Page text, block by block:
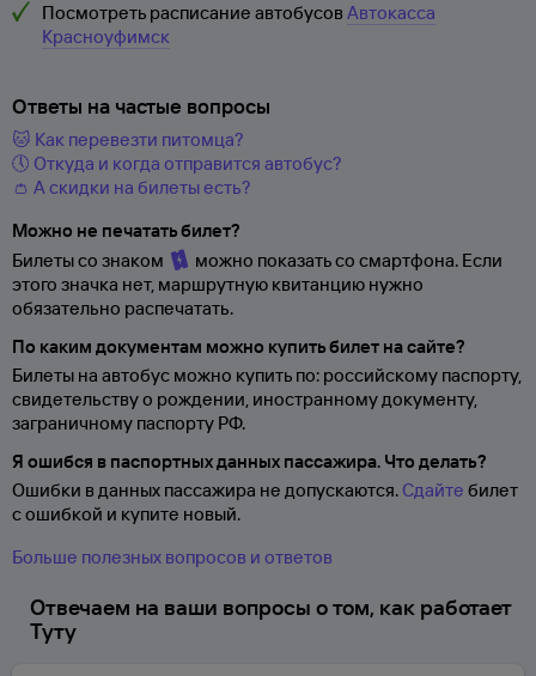
Посмотреть расписание автобусовАвтокасса
Красноуфимск
Ответы на частые вопросы
🐱 Как перевезти питомца?
🕔 Откуда и когда отправится автобус?
👛 А скидки на билеты есть?
Можно не печатать билет?
Билеты со знаком
можно показать со смартфона. Если
этого значка нет, маршрутную квитанцию нужно
обязательно распечатать.
По каким документам можно купить билет на сайте?
Билеты на автобус можно купить по: российскому паспорту,
свидетельству о рождении, иностранному документу,
заграничному паспорту РФ.
Я ошибся в паспортных данных пассажира. Что делать?
Ошибки в данных пассажира не допускаются. Сдайте билет
с ошибкой и купите новый.
Больше полезных вопросов и ответов
Отвечаем на ваши вопросы о том, как работает
Туту